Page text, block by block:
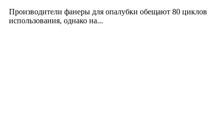
Производители фанеры для опалубки обещают 80 циклов
использования, однако на...